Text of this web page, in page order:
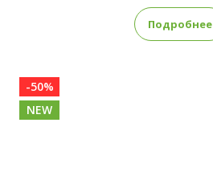
Подробнее
-50%
NEW